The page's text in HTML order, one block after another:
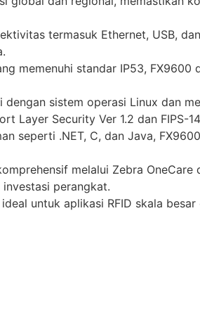
termasuk Ethernet, USB,
memenuhi standar IP53,
dengan sistem operasi Linux dan
Layer Security Ver 1.2 dan FIPS-
seperti .NET, C, dan Java,
melalui Zebra
perangkat.
untuk aplikasi RFID skala